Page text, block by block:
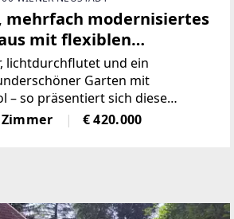
mehrfach modernisiertes
mit flexiblen
-
Swimmingpool
lichtdurchflutet und ein
Garten mit
– so präsentiert sich diese
Wr. Neustädter Lage.Die
1978 erbauten Hauses, mit
€ 420.000